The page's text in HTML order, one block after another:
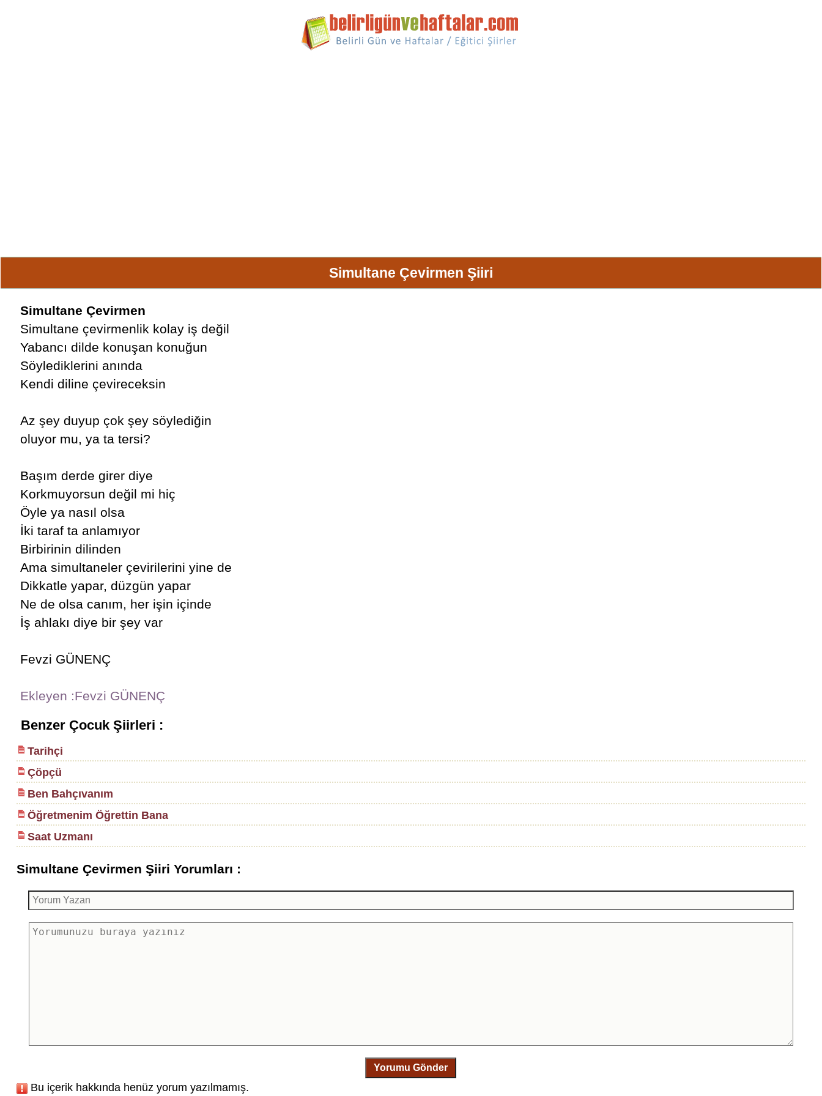
Simultane Çevirmen Şiiri
Simultane Çevirmen
Simultane çevirmenlik kolay iş değil
Yabancı dilde konuşan konuğun
Söylediklerini anında
Kendi diline çevireceksin
Az şey duyup çok şey söylediğin
oluyor mu, ya ta tersi?
Başım derde girer diye
Korkmuyorsun değil mi hiç
Öyle ya nasıl olsa
İki taraf ta anlamıyor
Birbirinin dilinden
Ama simultaneler çevirilerini yine de
Dikkatle yapar, düzgün yapar
Ne de olsa canım, her işin içinde
İş ahlakı diye bir şey var
Fevzi GÜNENÇ
Ekleyen :Fevzi GÜNENÇ
Benzer Çocuk Şiirleri :
Tarihçi
Çöpçü
Ben Bahçıvanım
Öğretmenim Öğrettin Bana
Saat Uzmanı
Simultane Çevirmen Şiiri Yorumları :
Yorumu Gönder
Bu içerik hakkında henüz yorum yazılmamış.